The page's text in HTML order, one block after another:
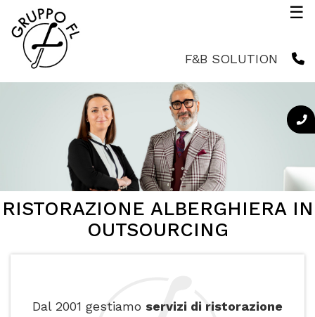
Salta
contenuto
principale
☰
F&B SOLUTION
RISTORAZIONE ALBERGHIERA IN
OUTSOURCING
RISTORAZIONE ALBERGHIERA IN
OUTSOURCING
RISTORAZIONE ALBERGHIERA IN
OUTSOURCING
RISTORAZIONE ALBERGHIERA IN
OUTSOURCING
Dal 2001 gestiamo servizi di ristorazione